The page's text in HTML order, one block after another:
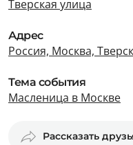
Тверская улица
Адрес
Россия, Москва,
Тема события
Масленица в Москве
Рассказать